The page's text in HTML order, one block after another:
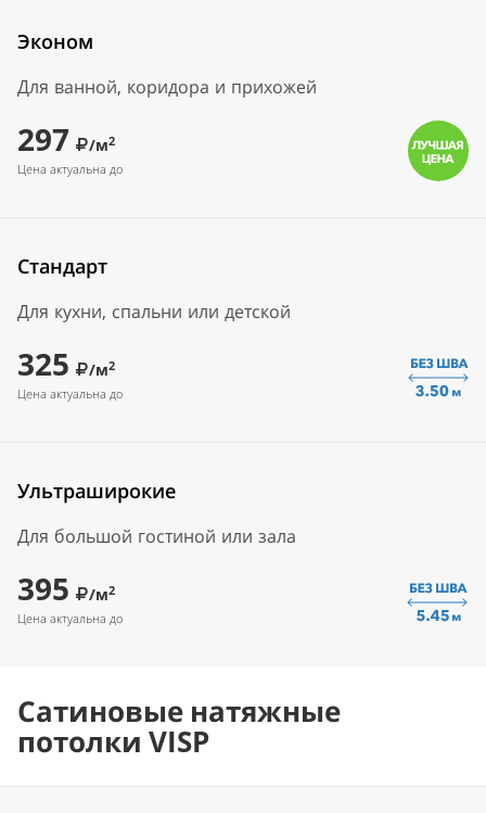
Эконом
Для ванной, коридора и прихожей
297 /м2
Цена актуальна до
Стандарт
Для кухни, спальни или детской
325 /м2
Цена актуальна до
Ультраширокие
Для большой гостиной или зала
395 /м2
Цена актуальна до
Сатиновые натяжные
потолки VISP